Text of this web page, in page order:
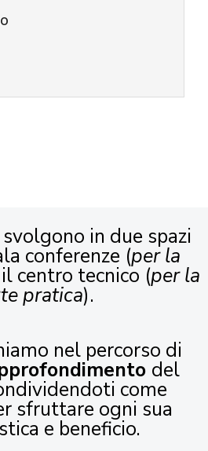
in due spazi
conferenze (per la
centro tecnico (per la
pratica).
nel percorso di
del
come
sfruttare ogni sua
e beneficio.